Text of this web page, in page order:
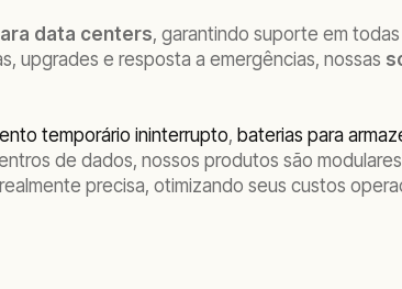
data centers, garantindo suporte em
upgrades e resposta a emergências, nossas
temporário ininterrupto, baterias para
de dados, nossos produtos são
precisa, otimizando seus custos